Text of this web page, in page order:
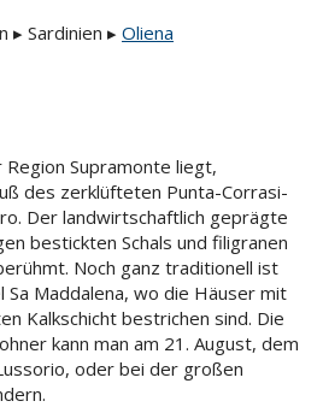
▸ Sardinien ▸ Oliena
Supramonte liegt,
des zerklüfteten Punta-Corrasi-
Der landwirtschaftlich geprägte
bestickten Schals und filigranen
Noch ganz traditionell ist
Maddalena, wo die Häuser mit
Kalkschicht bestrichen sind. Die
kann man am 21. August, dem
oder bei der großen